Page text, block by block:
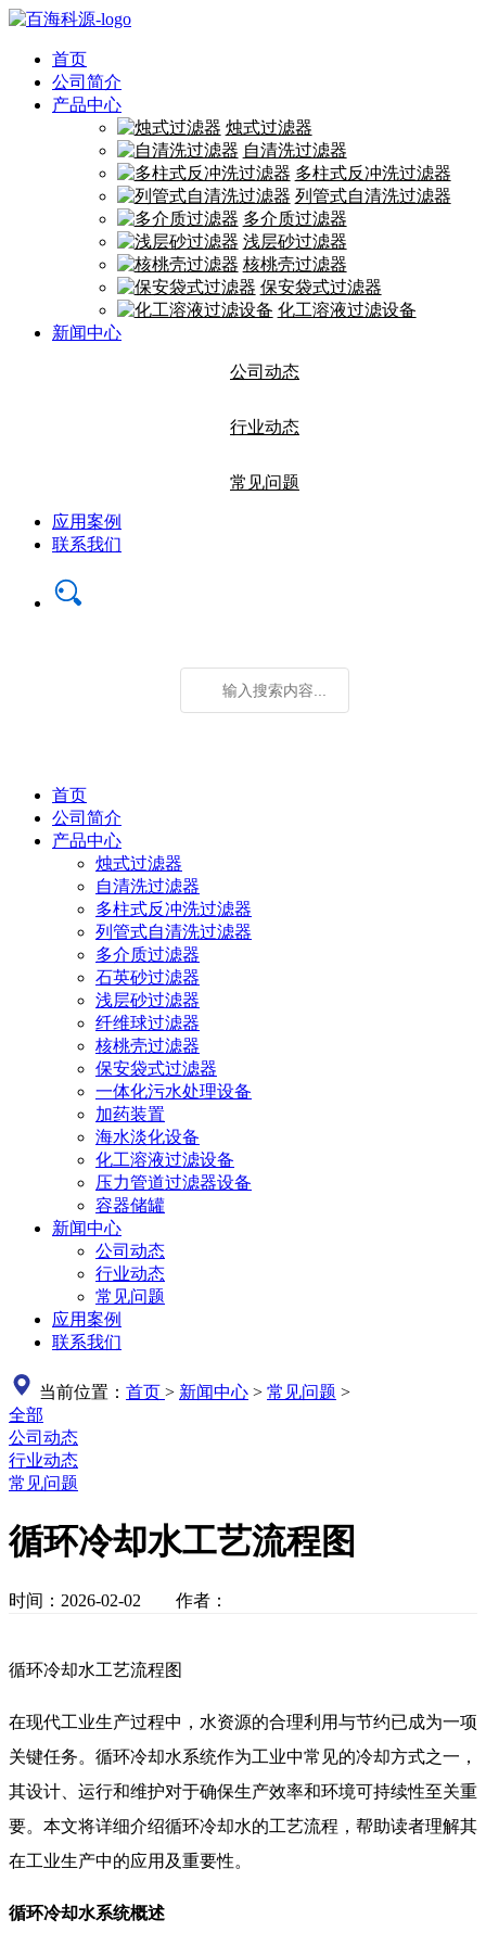
首页
公司简介
产品中心
烛式过滤器
自清洗过滤器
多柱式反冲洗过滤器
列管式自清洗过滤器
多介质过滤器
浅层砂过滤器
核桃壳过滤器
保安袋式过滤器
化工溶液过滤设备
新闻中心
公司动态
行业动态
常见问题
应用案例
联系我们
首页
公司简介
产品中心
烛式过滤器
自清洗过滤器
多柱式反冲洗过滤器
列管式自清洗过滤器
多介质过滤器
石英砂过滤器
浅层砂过滤器
纤维球过滤器
核桃壳过滤器
保安袋式过滤器
一体化污水处理设备
加药装置
海水淡化设备
化工溶液过滤设备
压力管道过滤器设备
容器储罐
新闻中心
公司动态
行业动态
常见问题
应用案例
联系我们
当前位置： 首页 > 新闻中心 > 常见问题 >
全部
公司动态
行业动态
常见问题
循环冷却水工艺流程图
时间：2026-02-02 作者：
循环冷却水工艺流程图
在现代工业生产过程中，水资源的合理利用与节约已成为一项
关键任务。循环冷却水系统作为工业中常见的冷却方式之一，
其设计、运行和维护对于确保生产效率和环境可持续性至关重
要。本文将详细介绍循环冷却水的工艺流程，帮助读者理解其
在工业生产中的应用及重要性。
循环冷却水系统概述